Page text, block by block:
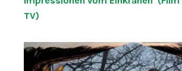
TV)